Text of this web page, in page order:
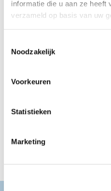
informatie die u aan ze heeft
verzameld op basis van uw
Noodzakelijk
Voorkeuren
Statistieken
Marketing
verpakkingsafval
ideaal voor
doorstroom zoals
Maak je werk
Bekijk hier de verschillende